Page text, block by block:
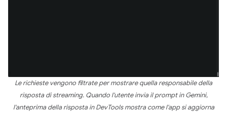
Le richieste vengono filtrate per mostrare quella responsabile della
risposta di streaming. Quando l'utente invia il prompt in Gemini,
l'anteprima della risposta in DevTools mostra come l'app si aggiorna